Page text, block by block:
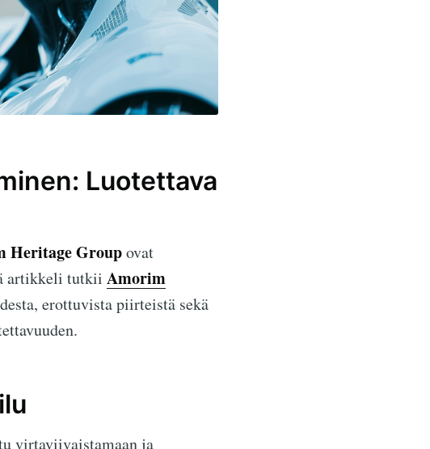
Luotettava
Heritage Groupovat
artikkeli tutkii Amorim
erottuvista piirteistä sekä
virtaviivaistamaan ja